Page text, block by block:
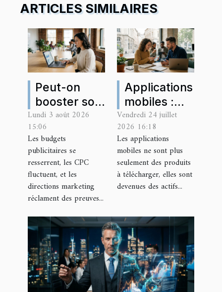
ARTICLES SIMILAIRES
Peut-on
booster son
sea à partir
des insights
analytics ?
Lundi 3 août 2026
15:06
Les budgets
publicitaires se
resserrent, les CPC
fluctuent, et les
directions marketing
réclament des preuves...
Applications
mobiles :
nouveau
terrain de
jeu des
stratégies
de backlinks
Vendredi 24 juillet
2026 16:18
Les applications
mobiles ne sont plus
seulement des produits
à télécharger, elles sont
devenues des actifs...